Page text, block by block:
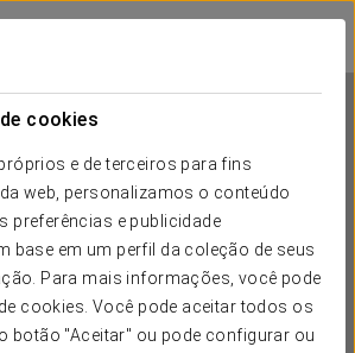
cookies
e de terceiros para fins
web, personalizamos o conteúdo
preferências e publicidade
base em um perfil da coleção de seus
Para mais informações, você pode
cookies. Você pode aceitar todos os
botão "Aceitar" ou pode configurar ou
Cascais
CASCAIS